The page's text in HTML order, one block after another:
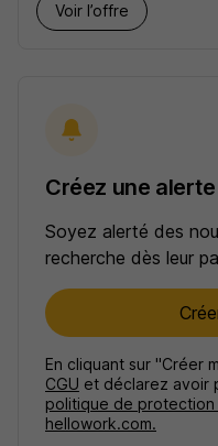
Voir l’offre
Créez une alerte
Soyez alerté des
recherche dès leur
En cliquant sur "Créer
CGU et déclarez avoir
politique de
hellowork.com.